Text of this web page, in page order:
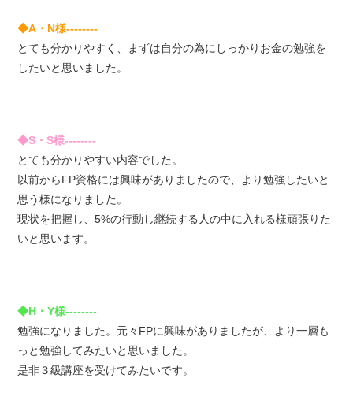
◆A・N様--------
とても分かりやすく、まずは自分の為にしっかりお金の勉強を
したいと思いました。
◆S・S様--------
とても分かりやすい内容でした。
以前からFP資格には興味がありましたので、より勉強したいと
思う様になりました。
現状を把握し、5%の行動し継続する人の中に入れる様頑張りた
いと思います。
◆H・Y様--------
勉強になりました。元々FPに興味がありましたが、より一層も
っと勉強してみたいと思いました。
是非３級講座を受けてみたいです。